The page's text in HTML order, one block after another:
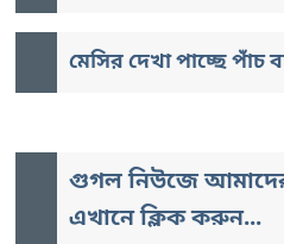
মেসির দেখা পাচ্ছে
গুগল নিউজে
এখানে ক্লিক করুন...